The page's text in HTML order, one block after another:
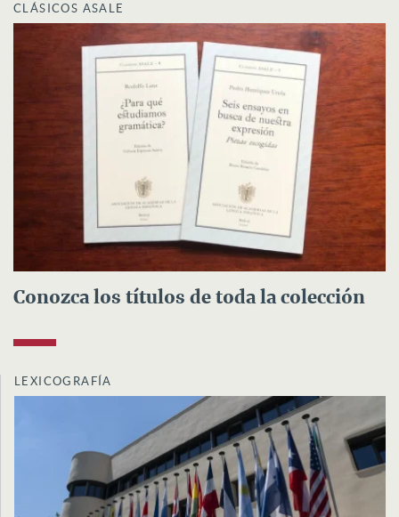
CLÁSICOS ASALE
Conozca los títulos de toda la colección
LEXICOGRAFÍA